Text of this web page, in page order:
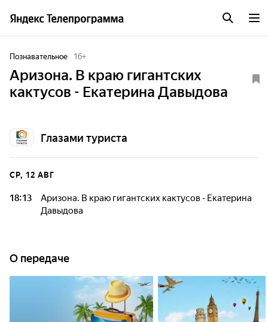
Познавательное 16+
Аризона. В краю гигантских
кактусов - Екатерина Давыдова
Глазами туриста
СР, 12 АВГ
18:13
Аризона. В краю гигантских кактусов - Екатерина
Давыдова
О передаче